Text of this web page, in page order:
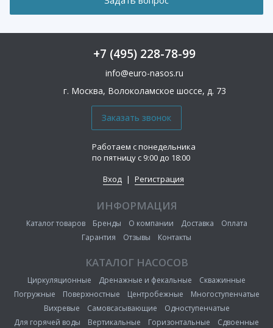
+7 (495) 228-78-99
info@euro-nasos.ru
г. Москва, Волоколамское шоссе, д. 73
Работаем с понедельника
по пятницу с 9:00 до 18:00
Вход | Регистрация
ИНФОРМАЦИЯ
Каталог товаров Бренды О компании Доставка
Оплата
Гарантия
Отзывы Контакты
КАТАЛОГ НАСОСОВ
Циркуляционные Дренажные и фекальные
Скважинные
Погружные
Поверхностные Центробежные
Многоступенчатые
Вихревые
Самовсасывающие
Одноступенчатые
Для горячей воды
Вертикальные Горизонтальные
Сдвоенные